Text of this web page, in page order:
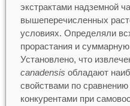
экстрактами надземной
вышеперечисленных
условиях. Определяли
прорастания и
Установлено, что
canadensis обладают
свойствами по
конкурентами при